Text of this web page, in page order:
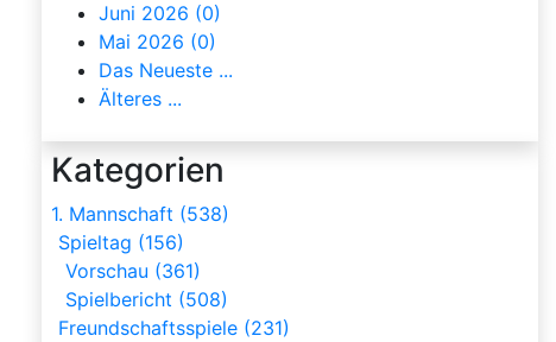
Juni 2026 (0)
Mai 2026 (0)
Das Neueste ...
Älteres ...
Kategorien
1. Mannschaft (538)
Spieltag (156)
Vorschau (361)
Spielbericht (508)
Freundschaftsspiele (231)